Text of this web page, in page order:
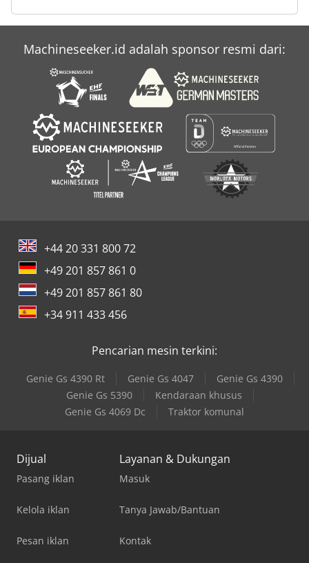
Schaeff Hml 42
Schaeff Skl 834
Tur 560
Machineseeker.id adalah sponsor resmi dari:
+44 20 331 800 72
+49 201 857 861 0
+49 201 857 861 80
+34 911 433 456
Pencarian mesin terkini:
Genie Gs 4390 Rt Genie Gs 4047
Genie Gs 4390
Genie Gs 5390
Kendaraan khusus
Genie Gs 4069 Dc
Traktor komunal
Dijual
Pasang iklan
Kelola iklan
Pesan iklan
Layanan & Dukungan
Masuk
Tanya Jawab/Bantuan
Kontak